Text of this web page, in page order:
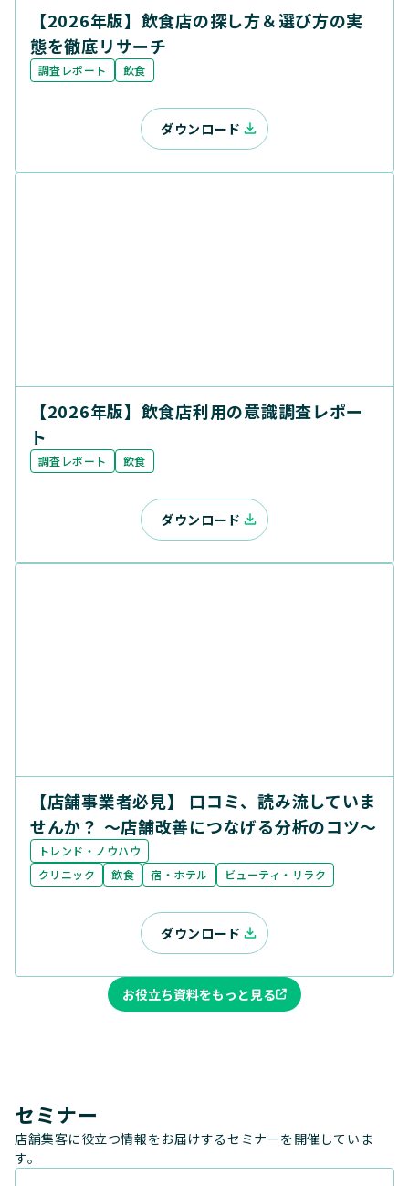
【2026年版】飲食店の探し方＆選び方の実
態を徹底リサーチ
調査レポート 飲食
ダウンロード
【2026年版】飲食店利用の意識調査レポー
ト
調査レポート 飲食
ダウンロード
【店舗事業者必見】 口コミ、読み流していま
せんか？ ～店舗改善につなげる分析のコツ～
トレンド・ノウハウ
クリニック
飲食 宿・ホテル ビューティ・リラク
ダウンロード
お役立ち資料をもっと見る
セミナー
店舗集客に役立つ情報をお届けするセミナーを開催していま
す。